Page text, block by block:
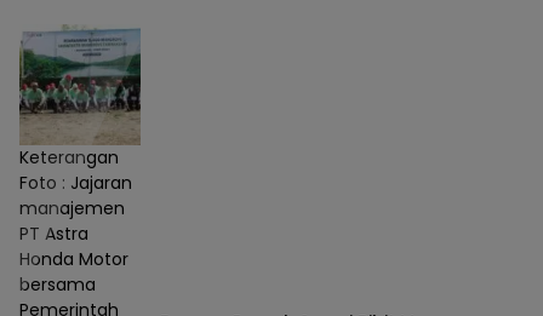
Keterangan
Foto : Jajaran
manajemen
PT Astra
Honda Motor
bersama
Pemerintah